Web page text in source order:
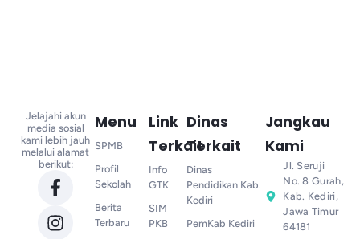
Jelajahi akun
media sosial
kami lebih jauh
melalui alamat
berikut:
Menu
SPMB
Profil
Sekolah
Berita
Terbaru
Link
Terkait
Info
GTK
SIM
PKB
Dinas
Terkait
Dinas
Pendidikan Kab.
Kediri
PemKab Kediri
Jangkau
Kami
Jl. Seruji
No. 8 Gurah,
Kab. Kediri,
Jawa Timur
64181